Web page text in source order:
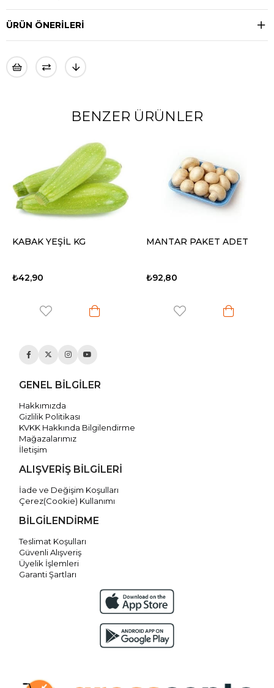
ÜRÜN ÖNERILERI
BENZER ÜRÜNLER
KABAK YEŞİL KG
₺42,90
MANTAR PAKET ADET
₺92,80
GENEL BİLGİLER
Hakkımızda
Gizlilik Politikası
KVKK Hakkında Bilgilendirme
Mağazalarımız
İletişim
ALIŞVERİŞ BİLGİLERİ
İade ve Değişim Koşulları
Çerez(Cookie) Kullanımı
BİLGİLENDİRME
Teslimat Koşulları
Güvenli Alışveriş
Üyelik İşlemleri
Garanti Şartları